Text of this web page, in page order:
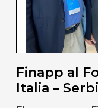
Finapp al
Italia –